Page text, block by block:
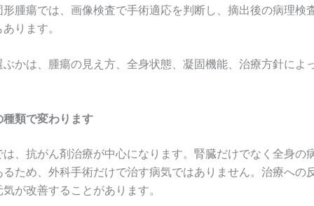
腫瘍では、画像検査で手術適応を判断し、摘出後の病理検
ります。
かは、腫瘍の見え方、全身状態、凝固機能、治療方針によ
類で変わります
、抗がん剤治療が中心になります。腎臓だけでなく全身の
ため、外科手術だけで治す病気ではありません。治療への
が改善することがあります。